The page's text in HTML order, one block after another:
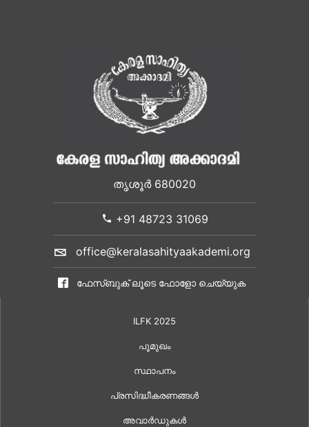
തൃശൂർ 680020
+91 48723 31069
office@keralasahityaakademi.org
ഫേസ്ബുക് ലൂടെ ഫോളോ ചെയ്യുക
ILFK 2025
പൂമുഖം
സ്ഥാപനം
പ്രസിദ്ധീകരണങ്ങൾ
അവാർഡുകൾ